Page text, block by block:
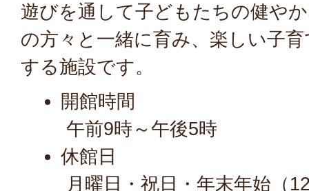
遊びを通して子どもたちの健や
の方々と一緒に育み、楽しい子
する施設です。
開館時間
午前9時～午後5時
休館日
月曜日・祝日・年末年始（